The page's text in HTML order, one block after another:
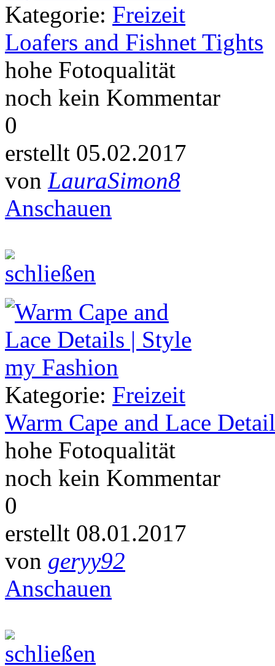
Kategorie: Freizeit
Loafers and Fishnet Tights
hohe Fotoqualität
noch kein Kommentar
0
erstellt 05.02.2017
von LauraSimon8
Anschauen
Kategorie: Freizeit
Warm Cape and Lace
hohe Fotoqualität
noch kein Kommentar
0
erstellt 08.01.2017
von geryy92
Anschauen